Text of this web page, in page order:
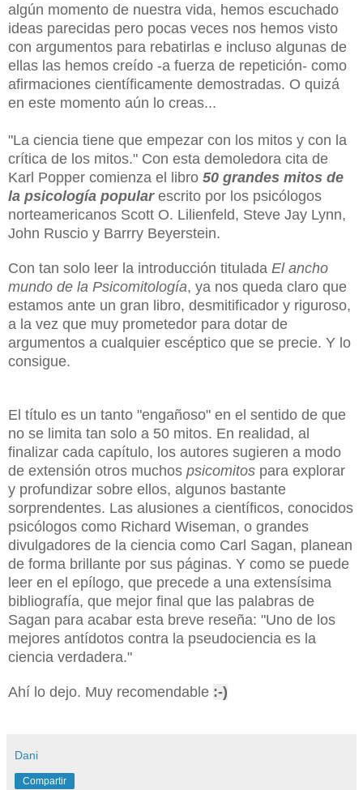
algún momento de nuestra vida, hemos escuchado
ideas parecidas pero pocas veces nos hemos visto
con argumentos para rebatirlas e incluso algunas de
ellas las hemos creído -a fuerza de repetición- como
afirmaciones científicamente demostradas. O quizá
en este momento aún lo creas...
"La ciencia tiene que empezar con los mitos y con la
crítica de los mitos." Con esta demoledora cita de
Karl Popper comienza el libro 50 grandes mitos de
la psicología popularescrito por los psicólogos
norteamericanos Scott O. Lilienfeld, Steve Jay Lynn,
John Ruscio y Barrry Beyerstein.
Con tan solo leer la introducción titulada El ancho
mundo de la Psicomitología, ya nos queda claro que
estamos ante un gran libro, desmitificador y riguroso,
a la vez que muy prometedor para dotar de
argumentos a cualquier escéptico que se precie. Y lo
consigue.
El título es un tanto "engañoso" en el sentido de que
no se limita tan solo a 50 mitos. En realidad, al
finalizar cada capítulo, los autores sugieren a modo
de extensión otros muchos psicomitos para explorar
y profundizar sobre ellos, algunos bastante
sorprendentes. Las alusiones a científicos, conocidos
psicólogos como Richard Wiseman, o grandes
divulgadores de la ciencia como Carl Sagan, planean
de forma brillante por sus páginas. Y como se puede
leer en el epílogo, que precede a una extensísima
bibliografía, que mejor final que las palabras de
Sagan para acabar esta breve reseña: "Uno de los
mejores antídotos contra la pseudociencia es la
ciencia verdadera."
Ahí lo dejo. Muy recomendable :-)
Dani
Compartir